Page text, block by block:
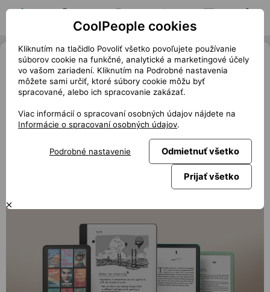
Hľadať pozíciu Moja pozícia Notifikácie
První barevný Kindle je tu, Amazon
inovuje své čtečky a ruší tlačítka
Amazon pro fanoušky Kindle čteček představil řadu
novinek. Nejdiskutovanějším přírůstkem je model Kindle
Colorsoft, první Kindle s barevným displejem. Co na
CoolPeople cookies
Kliknutím na tlačidlo Povoliť všetko povoľujete používanie
súborov cookie na funkčné, analytické a marketingové účely
vo vašom zariadení. Kliknutím na Podrobné nastavenia
môžete sami určiť, ktoré súbory cookie môžu byť
spracované, alebo ich spracovanie zakázať.
Viac informácií o spracovaní osobných údajov nájdete na
Informácie o spracovaní osobných údajov.
Podrobné nastavenie Odmietnuť všetko
Prijať všetko